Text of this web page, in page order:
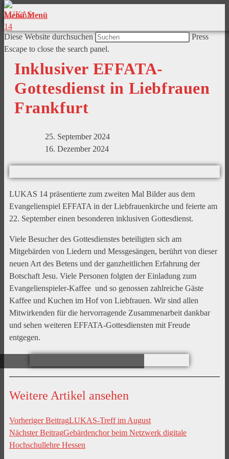
Menü Menü
Diese Website durchsuchen
Press
Escape to close the search panel.
Inklusiver EFFATA-
Gottesdienst in Liebfrauen
Frankfurt
25. September 2024
16. Dezember 2024
LUKAS 14 präsentierte zum zweiten Mal Bilder aus dem
Evangelienspiel EFFATA in der Liebfrauenkirche und feierte am
22. September einen besonderen inklusiven Gottesdienst.
Viele Besucher des Gottesdienstes beteiligten sich am
Mitgebärden von Liedern und Messgesängen, berührt von dieser
neuen Art des Betens und der ganzheitlichen Erfahrung der
Botschaft Jesu. Viele Personen folgten der Einladung zum
Evangelienspieler-Kaffee und so genossen zahlreiche Gäste
Kaffee und Kuchen im Hof von Liebfrauen. Wir sind allen
Mitwirkenden für die hervorragende Zusammenarbeit dankbar
und sehen weiteren EFFATA-Gottesdiensten mit Freude
entgegen.
Weitere Artikel ansehen
Vorheriger BeitragLUKAS-Treff im August
Nächster BeitragGebärdenchor beim Netzwerk digitale
Hochschullehre Hessen